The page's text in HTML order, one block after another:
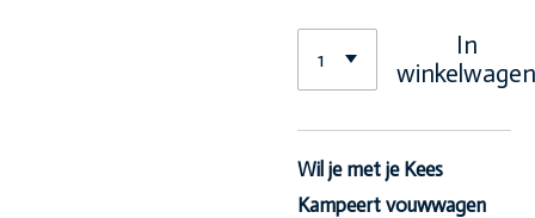
In
Wil je met je Kees
Kampeert vouwwagen